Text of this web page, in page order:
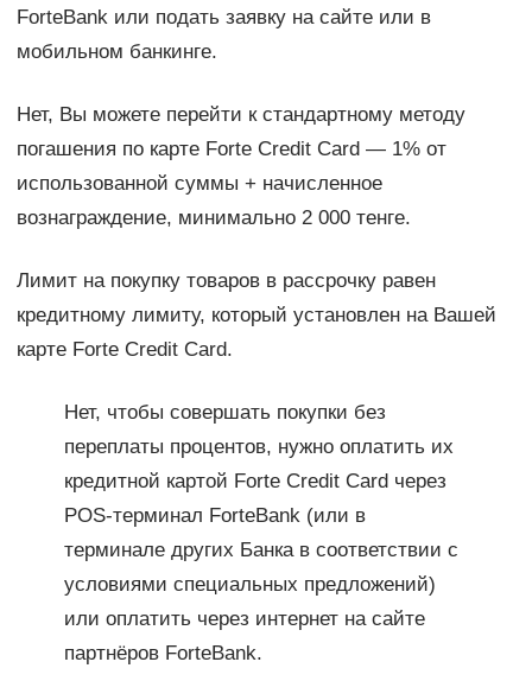
ForteBank или подать заявку на сайте или в
мобильном банкинге.
Нет, Вы можете перейти к стандартному методу
погашения по карте Forte Credit Card — 1% от
использованной суммы + начисленное
вознаграждение, минимально 2 000 тенге.
Лимит на покупку товаров в рассрочку равен
кредитному лимиту, который установлен на Вашей
карте Forte Credit Card.
Нет, чтобы совершать покупки без
переплаты процентов, нужно оплатить их
кредитной картой Forte Credit Card через
POS-терминал ForteBank (или в
терминале других Банка в соответствии с
условиями специальных предложений)
или оплатить через интернет на сайте
партнёров ForteBank.